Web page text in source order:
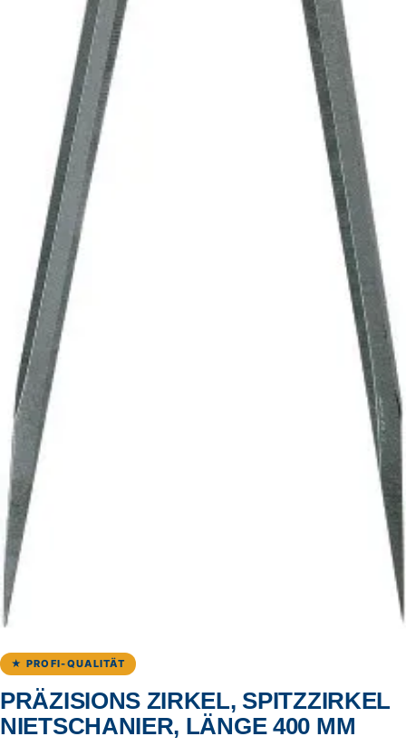
★ PROFI-QUALITÄT
PRÄZISIONS ZIRKEL, SPITZZIRKEL
NIETSCHANIER, LÄNGE 400 MM